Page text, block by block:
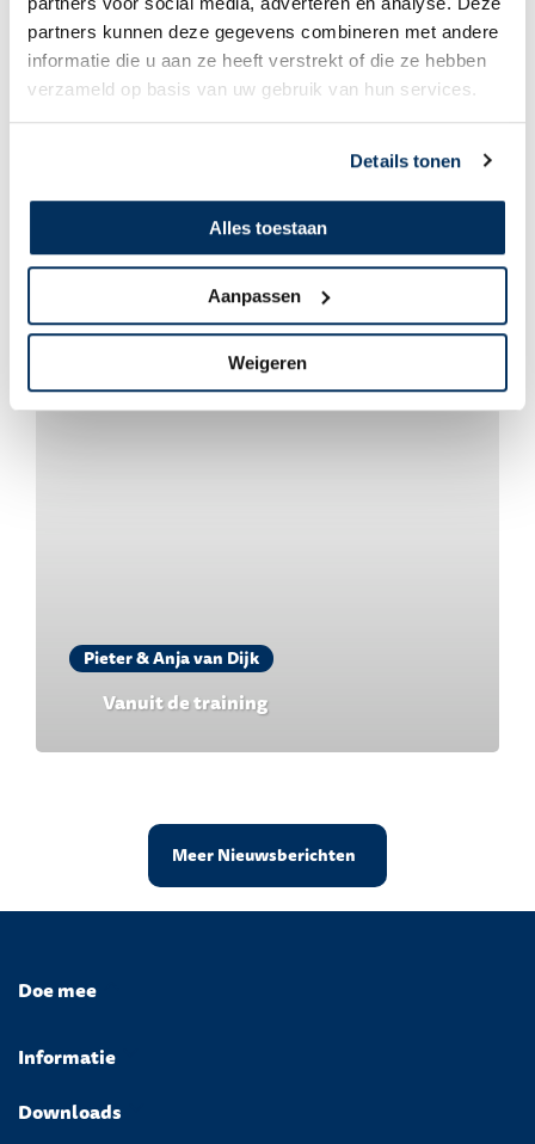
partners kunnen deze gegevens combineren met andere
informatie die u aan ze heeft verstrekt of die ze hebben
verzameld op basis van uw gebruik van hun services.
Details tonen
Alles toestaan
Aanpassen
Weigeren
Pieter & Anja van Dijk
Pieter & Anja van Dijk
Vanuit de training
Meer Nieuwsberichten
Doe mee
Informatie
Downloads